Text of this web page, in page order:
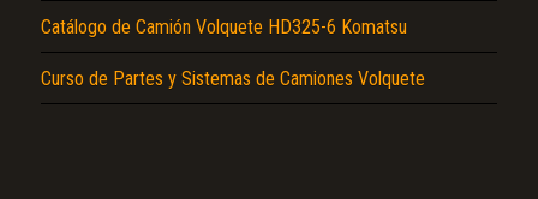
Catálogo de Camión Volquete HD325-6 Komatsu
Curso de Partes y Sistemas de Camiones Volquete